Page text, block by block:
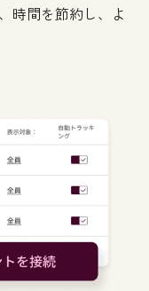
時間を節約し、よ